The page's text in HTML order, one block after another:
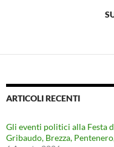
ARTICOLI RECENTI
Gli eventi politici alla Festa
Gribaudo, Brezza,